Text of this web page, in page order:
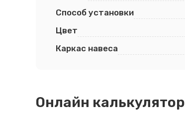
Способ установки
Цвет
Каркас навеса
Онлайн калькулятор